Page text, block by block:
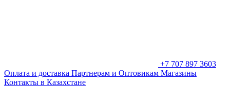
+7 707 897 3603
Оплата и доставка Партнерам и Оптовикам Магазины
Контакты в Казахстане